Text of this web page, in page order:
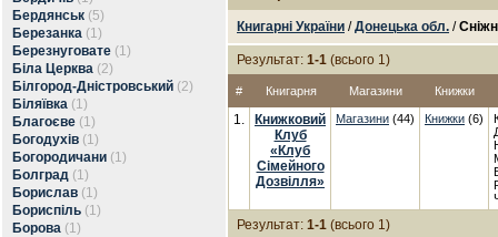
Бердянськ (5)
Березанка (1)
Березнуговате (1)
Біла Церква (2)
Білгород-Дністровський (2)
Біляївка (1)
Благоєве (1)
Богодухів (1)
Богородичани (1)
Болград (1)
Борислав (1)
Бориспіль (1)
Борова (1)
Книгарні України /Донецька обл. /
Результат: 1-1 (всього 1)
# Книгарня Магазини Книжки
1.
Книжковий
Клуб
«Клуб
Сімейного
Дозвілля»
Магазини (44) Книжки (6)
Результат: 1-1 (всього 1)